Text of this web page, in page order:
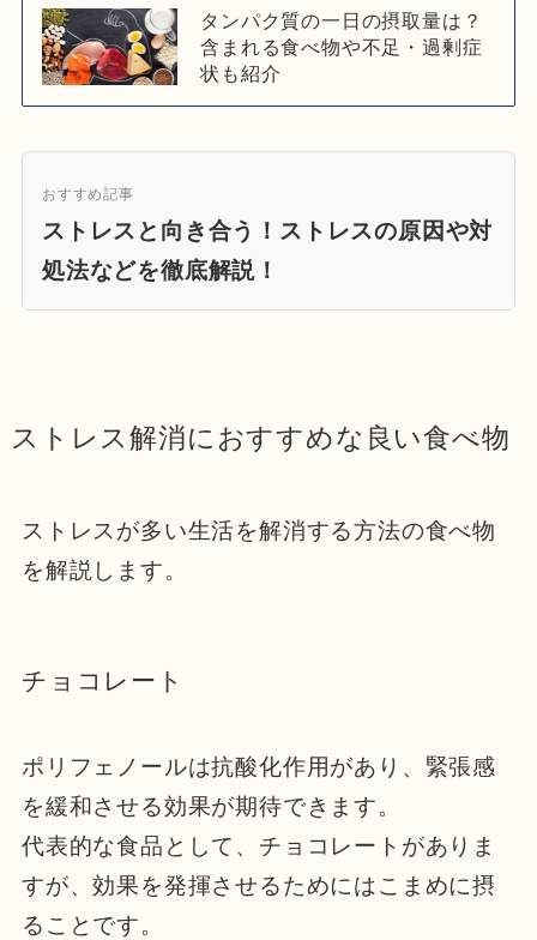
タンパク質の一日の摂取量は？
含まれる食べ物や不足・過剰症
状も紹介
おすすめ記事
ストレスと向き合う！ストレスの原因や対
処法などを徹底解説！
ストレス解消におすすめな良い食べ物
ストレスが多い生活を解消する方法の食べ物
を解説します。
チョコレート
ポリフェノールは抗酸化作用があり、緊張感
を緩和させる効果が期待できます。
代表的な食品として、チョコレートがありま
すが、効果を発揮させるためにはこまめに摂
ることです。